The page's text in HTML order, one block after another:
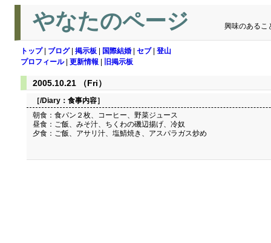
やなたのページ 興味のあるこ
トップ| ブログ| 掲示板 国際結婚 セブ| 登山
プロフィール| 更新情報 旧掲示板
2005.10.21 （Fri）
［/Diary： 食事内容］
朝食：食パン２枚、コーヒー、野菜ジュース
昼食：ご飯、みそ汁、ちくわの磯辺揚げ、冷奴
夕食：ご飯、アサリ汁、塩鯖焼き、アスパラガス炒め